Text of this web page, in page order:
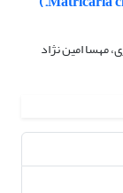
مهسا امین نژاد